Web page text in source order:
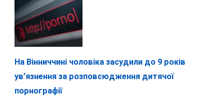
На Вінниччині чоловіка засудили до 9 років
ув’язнення за розповсюдження дитячої
порнографії